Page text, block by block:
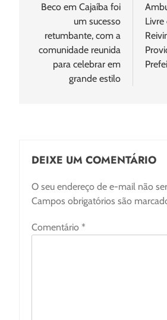
Post
Beco em Cajaíba foi
um sucesso
retumbante, com a
comunidade reunida
para celebrar em
grande estilo
Livre
DEIXE UM COMENTÁRIO
O seu endereço de e-mail não
Campos obrigatórios são
Comentário *